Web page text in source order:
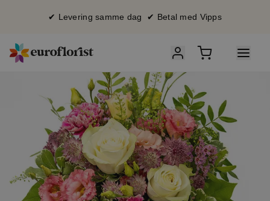
✔ Levering samme dag ✔ Betal med Vipps